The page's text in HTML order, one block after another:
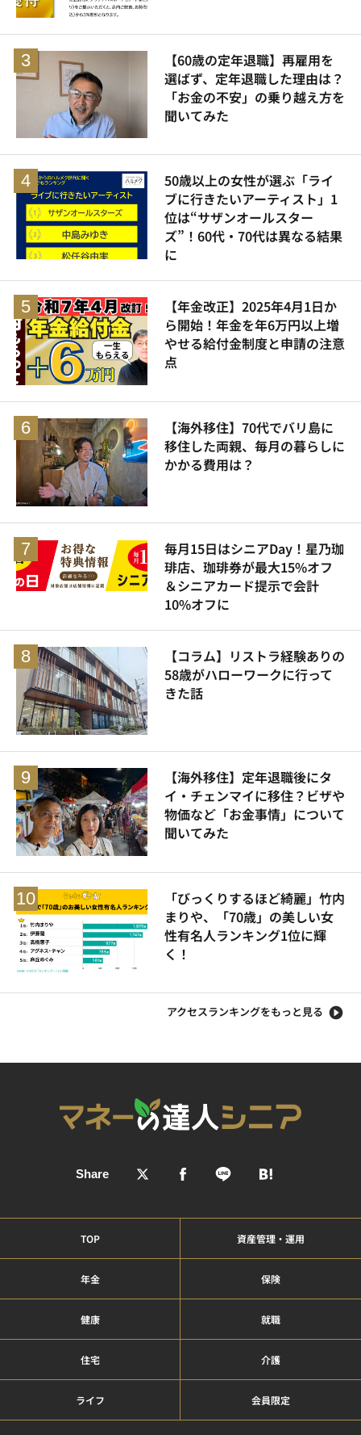
【60歳の定年退職】再雇用を
選ばず、定年退職した理由は？
「お金の不安」の乗り越え方を
聞いてみた
50歳以上の女性が選ぶ「ライ
ブに行きたいアーティスト」1
位は“サザンオールスター
ズ”！60代・70代は異なる結果
に
【年金改正】2025年4月1日か
ら開始！年金を年6万円以上増
やせる給付金制度と申請の注意
点
【海外移住】70代でバリ島に
移住した両親、毎月の暮らしに
かかる費用は？
毎月15日はシニアDay！星乃珈
琲店、珈琲券が最大15%オフ
＆シニアカード提示で会計
10%オフに
【コラム】リストラ経験ありの
58歳がハローワークに行って
きた話
【海外移住】定年退職後にタ
イ・チェンマイに移住？ビザや
物価など「お金事情」について
聞いてみた
「びっくりするほど綺麗」竹内
まりや、「70歳」の美しい女
性有名人ランキング1位に輝
く！
アクセスランキングをもっと見る
TOP 資産管理・運用
年金 保険
健康 就職
住宅 介護
ライフ 会員限定